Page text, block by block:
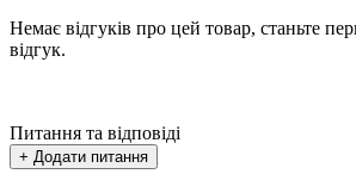
Немає відгуків про цей товар, станьте
відгук.
Питання та відповіді
+ Додати питання